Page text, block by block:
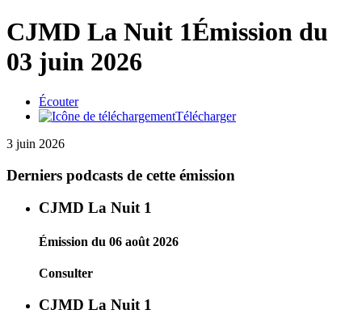
CJMD La Nuit 1Émission du
03 juin 2026
Écouter
Télécharger
3 juin 2026
Derniers podcasts de cette émission
CJMD La Nuit 1
Émission du 06 août 2026
Consulter
CJMD La Nuit 1